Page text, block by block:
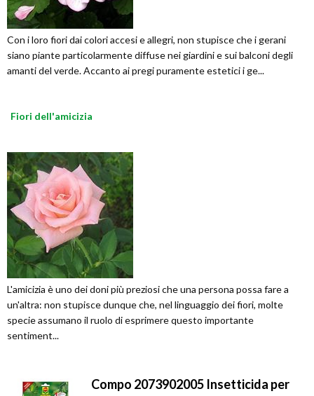
Con i loro fiori dai colori accesi e allegri, non stupisce che i gerani
siano piante particolarmente diffuse nei giardini e sui balconi degli
amanti del verde. Accanto ai pregi puramente estetici i ge...
Fiori dell'amicizia
L'amicizia è uno dei doni più preziosi che una persona possa fare a
un'altra: non stupisce dunque che, nel linguaggio dei fiori, molte
specie assumano il ruolo di esprimere questo importante
sentiment...
Compo 2073902005 Insetticida per